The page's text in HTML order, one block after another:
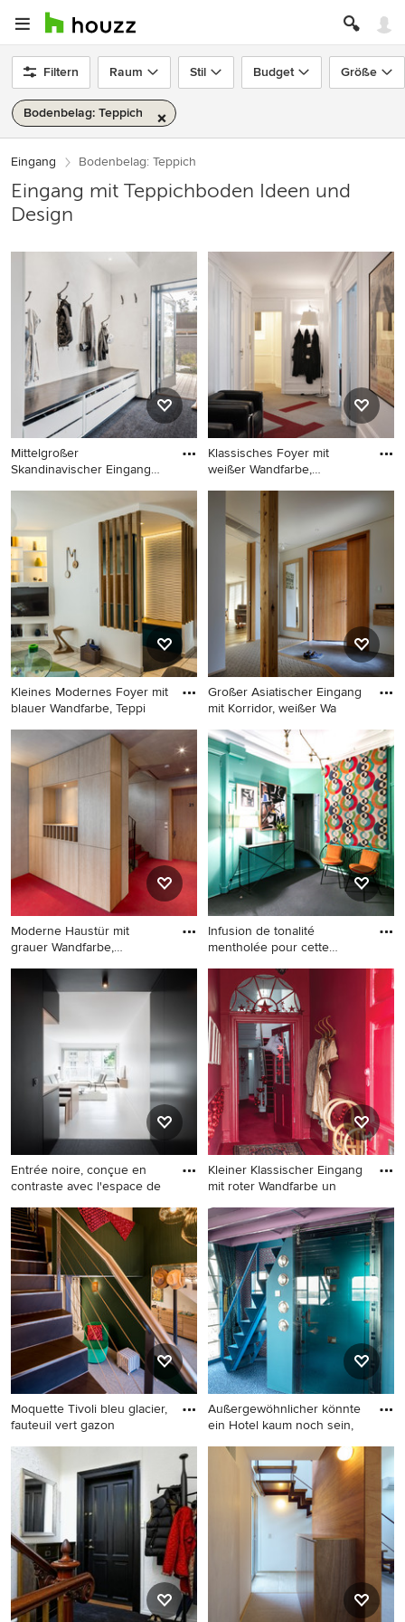
Filtern Raum Stil Budget Größe
Bodenbelag: Teppich
Eingang Bodenbelag: Teppich
Eingang mit Teppichboden Ideen und
Design
Mittelgroßer
Skandinavischer Eingang
Mittelgroßer Skandinavischer
Eingang mit Stauraum,
weißer Wandfarbe,
Teppichboden und
schwarzem Boden in
Stockholm
Klassisches Foyer mit
weißer Wandfarbe,
Klassisches Foyer mit weißer
Wandfarbe, Teppichboden,
Doppeltür und weißer
Haustür in Paris
Kleines Modernes Foyer mit
blauer Wandfarbe, Teppi
Kleines Modernes Foyer mit
blauer Wandfarbe,
Teppichboden, Einzeltür,
blauer Haustür und grauem
Boden in Clermont-Ferrand
Großer Asiatischer Eingang
mit Korridor, weißer Wa
Großer Asiatischer Eingang
mit Korridor, weißer
Wandfarbe, Teppichboden,
hellbrauner Holzhaustür,
braunem Boden und
Einzeltür in Tokio
Moderne Haustür mit
grauer Wandfarbe,
Moderne Haustür mit grauer
Wandfarbe, Teppichboden,
Einzeltür, brauner Haustür
und rotem Boden in
Nürnberg
Infusion de tonalité
mentholée pour cette
Mittelgroßes Eklektisches
Foyer mit grüner Wandfarbe,
Teppichboden, Doppeltür,
grüner Haustür und
schwarzem Boden in Paris
Entrée noire, conçue en
contraste avec l'espace de
Mittelgroßer Moderner
Eingang mit Vestibül,
schwarzer Wandfarbe,
Teppichboden, Einzeltür,
schwarzer Haustür und
schwarzem Boden in Paris
Kleiner Klassischer Eingang
mit roter Wandfarbe un
Kleiner Klassischer Eingang
mit roter Wandfarbe und
Teppichboden in Frankfurt
am Main
Moquette Tivoli bleu glacier,
fauteuil vert gazon
Großes Modernes Foyer mit
grüner Wandfarbe,
Teppichboden, Einzeltür und
weißer Haustür in Paris
Außergewöhnlicher könnte
ein Hotel kaum noch sein,
Stilmix Haustür mit blauer
Wandfarbe, Teppichboden,
Einzeltür und Haustür aus
Glas in Sonstige